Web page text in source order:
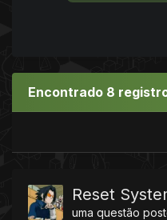
Encontrado 8
Reset
uma questão